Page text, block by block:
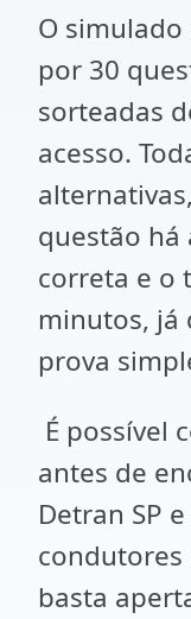
O simulado
por 30
sorteadas
acesso.
questão há
correta e o
minutos, já
prova
É possível
antes de
Detran SP
condutores
basta